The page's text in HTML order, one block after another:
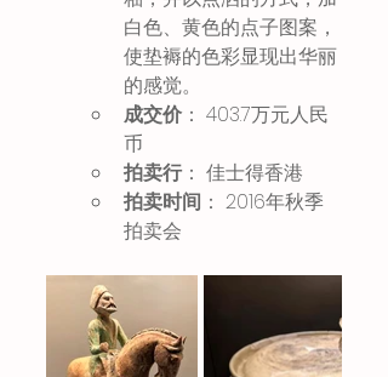
白色、黄色的点子图案，
使垫褥的色彩显现出华丽
的感觉。
成交价 ： 403.7万元人民
币
拍卖行： 佳士得香港
拍卖时间 ： 2016年秋季
拍卖会